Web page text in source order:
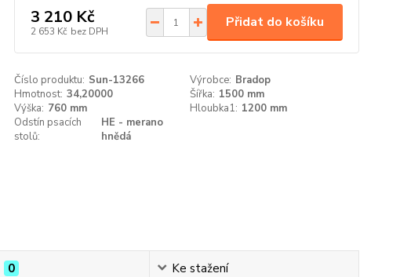
3 210 Kč
2 653 Kč bez DPH
Přidat do košíku
Číslo produktu: Sun-13266 Výrobce: Bradop
Hmotnost: 34,20000 Šířka: 1500 mm
Výška: 760 mm Hloubka1: 1200 mm
Odstín psacích
stolů:
HE - merano
hnědá
0 Ke stažení